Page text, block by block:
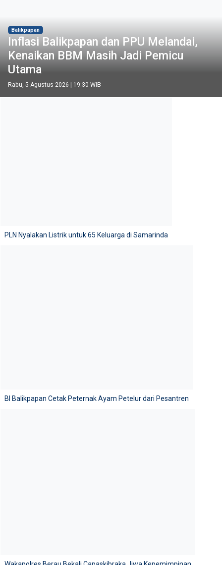
Balikpapan
Inflasi Balikpapan dan PPU Melandai,
Kenaikan BBM Masih Jadi Pemicu
Utama
Rabu, 5 Agustus 2026 | 19:30 WIB
PLN Nyalakan Listrik untuk 65 Keluarga di Samarinda
BI Balikpapan Cetak Peternak Ayam Petelur dari Pesantren